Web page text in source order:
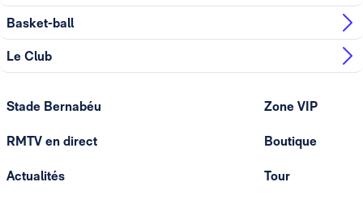
Basket-ball
Le Club
Stade Bernabéu
RMTV en direct
Actualités
Zone VIP
Boutique
Tour